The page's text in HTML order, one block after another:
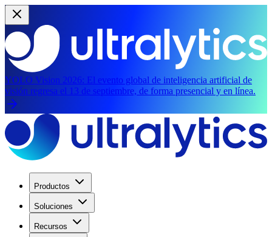
YOLO Vision 2026: El evento global de inteligencia artificial de
visión regresa el 13 de septiembre, de forma presencial y en línea.
Productos
Soluciones
Recursos